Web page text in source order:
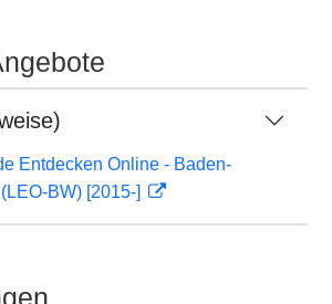
Entdecken Online - Baden-
BW) [2015-]